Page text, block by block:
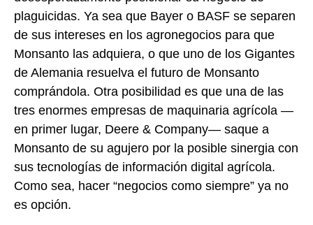
plaguicidas. Ya sea que Bayer o BASF se separen
de sus intereses en los agronegocios para que
Monsanto las adquiera, o que uno de los Gigantes
de Alemania resuelva el futuro de Monsanto
comprándola. Otra posibilidad es que una de las
tres enormes empresas de maquinaria agrícola —
en primer lugar, Deere & Company— saque a
Monsanto de su agujero por la posible sinergia con
sus tecnologías de información digital agrícola.
Como sea, hacer “negocios como siempre” ya no
es opción.